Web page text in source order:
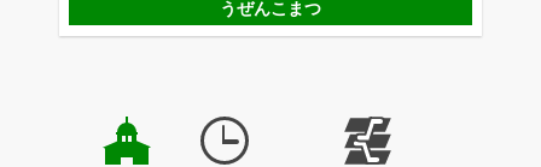
うぜんこまつ